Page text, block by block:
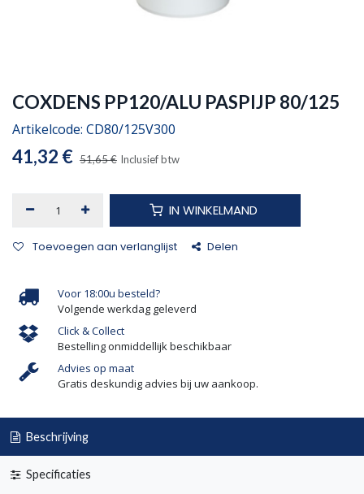
COXDENS PP120/ALU PASPIJP 80/125
Artikelcode: CD80/125V300
41,32 € 51,65€ Inclusief btw
IN WINKELMAND
Toevoegen aan verlanglijst Delen
Voor 18:00u besteld?
Volgende werkdag geleverd
Click & Collect
Bestelling onmiddellijk beschikbaar
Advies op maat
Gratis deskundig advies bij uw aankoop.
Beschrijving
Specificaties